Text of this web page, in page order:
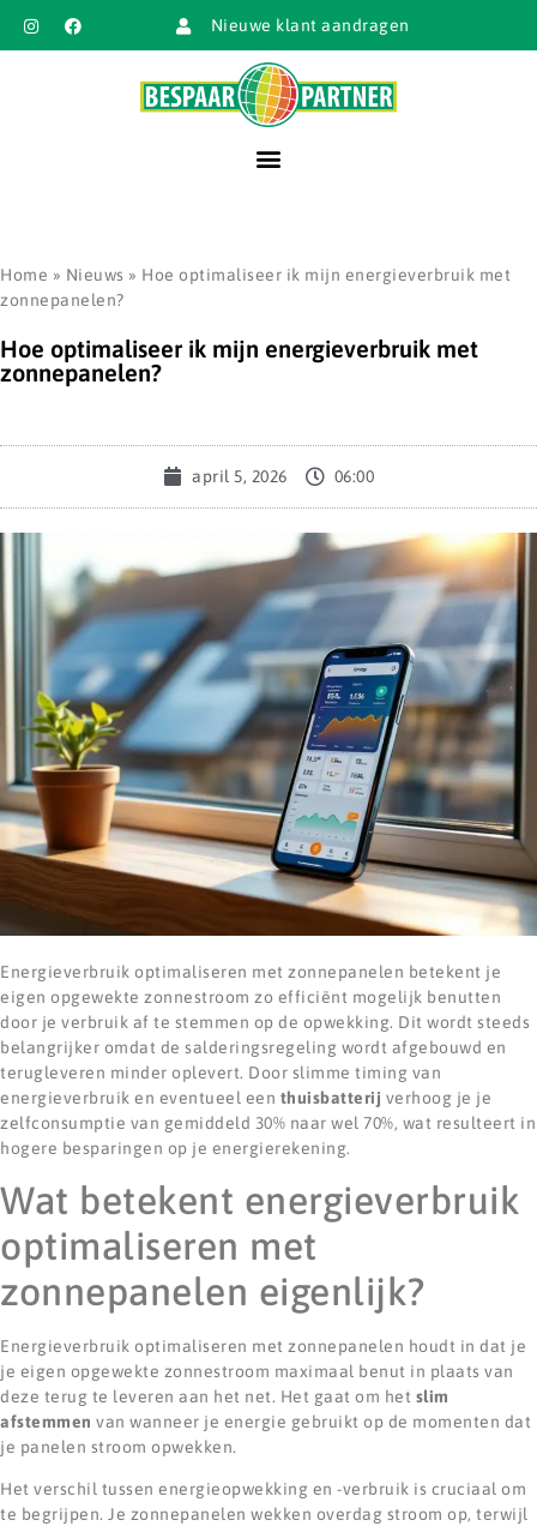
Nieuwe klant aandragen
Home » Nieuws » Hoe optimaliseer ik mijn energieverbruik met
zonnepanelen?
Hoe optimaliseer ik mijn energieverbruik met
zonnepanelen?
april 5, 2026 06:00
Energieverbruik optimaliseren met zonnepanelen betekent je
eigen opgewekte zonnestroom zo efficiënt mogelijk benutten
door je verbruik af te stemmen op de opwekking. Dit wordt steeds
belangrijker omdat de salderingsregeling wordt afgebouwd en
terugleveren minder oplevert. Door slimme timing van
energieverbruik en eventueel een thuisbatterij verhoog je je
zelfconsumptie van gemiddeld 30% naar wel 70%, wat resulteert in
hogere besparingen op je energierekening.
Wat betekent energieverbruik
optimaliseren met
zonnepanelen eigenlijk?
Energieverbruik optimaliseren met zonnepanelen houdt in dat je
je eigen opgewekte zonnestroom maximaal benut in plaats van
deze terug te leveren aan het net. Het gaat om het slim
afstemmen van wanneer je energie gebruikt op de momenten dat
je panelen stroom opwekken.
Het verschil tussen energieopwekking en -verbruik is cruciaal om
te begrijpen. Je zonnepanelen wekken overdag stroom op, terwijl